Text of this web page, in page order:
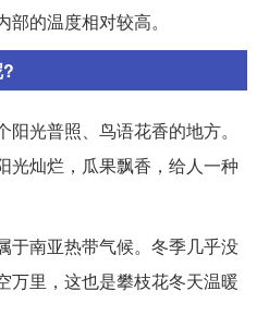
的温度相对较高。
光普照、鸟语花香的地方。
光灿烂，瓜果飘香，给人一种
于南亚热带气候。冬季几乎没
万里，这也是攀枝花冬天温暖